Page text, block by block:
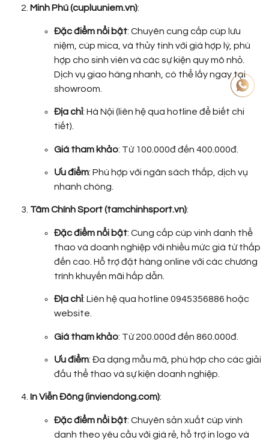
Minh Phú (cupluuniem.vn):
Đặc điểm nổi bật: Chuyên cung cấp cúp lưu
niệm, cúp mica, và thủy tinh với giá hợp lý, phù
hợp cho sinh viên và các sự kiện quy mô nhỏ.
Dịch vụ giao hàng nhanh, có thể lấy ngay tại
showroom.
Địa chỉ: Hà Nội (liên hệ qua hotline để biết chi
tiết).
Giá tham khảo: Từ 100.000đ đến 400.000đ.
Ưu điểm: Phù hợp với ngân sách thấp, dịch vụ
nhanh chóng.
Tâm Chính Sport (tamchinhsport.vn):
Đặc điểm nổi bật: Cung cấp cúp vinh danh thể
thao và doanh nghiệp với nhiều mức giá từ thấp
đến cao. Hỗ trợ đặt hàng online với các chương
trình khuyến mãi hấp dẫn.
Địa chỉ: Liên hệ qua hotline 0945356886 hoặc
website.
Giá tham khảo: Từ 200.000đ đến 860.000đ.
Ưu điểm: Đa dạng mẫu mã, phù hợp cho các giải
đấu thể thao và sự kiện doanh nghiệp.
In Viễn Đông (inviendong.com):
Đặc điểm nổi bật: Chuyên sản xuất cúp vinh
danh theo yêu cầu với giá rẻ, hỗ trợ in logo và